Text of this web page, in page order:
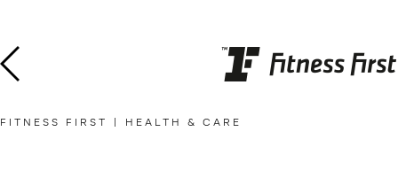
content
FITNESS FIRST | HEALTH & CARE